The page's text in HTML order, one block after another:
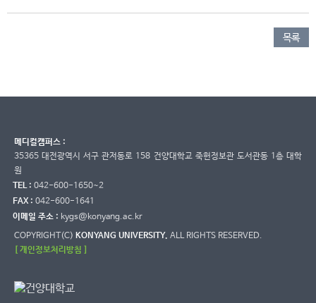
목록
메디컬캠퍼스 :
35365 대전광역시 서구 관저동로 158 건양대학교 죽헌정보관 도서관동 1층 대학
원
TEL : 042-600-1650~2
FAX : 042-600-1641
이메일 주소 : kygs@konyang.ac.kr
COPYRIGHT(C) KONYANG UNIVERSITY. ALL RIGHTS RESERVED.
[ 개인정보처리방침 ]